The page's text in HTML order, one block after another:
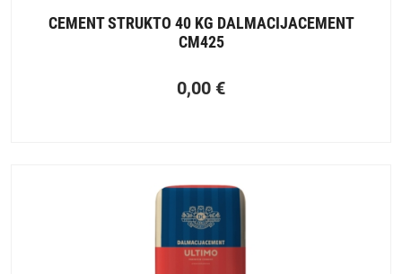
CEMENT STRUKTO 40 KG DALMACIJACEMENT
CM425
0,00 €